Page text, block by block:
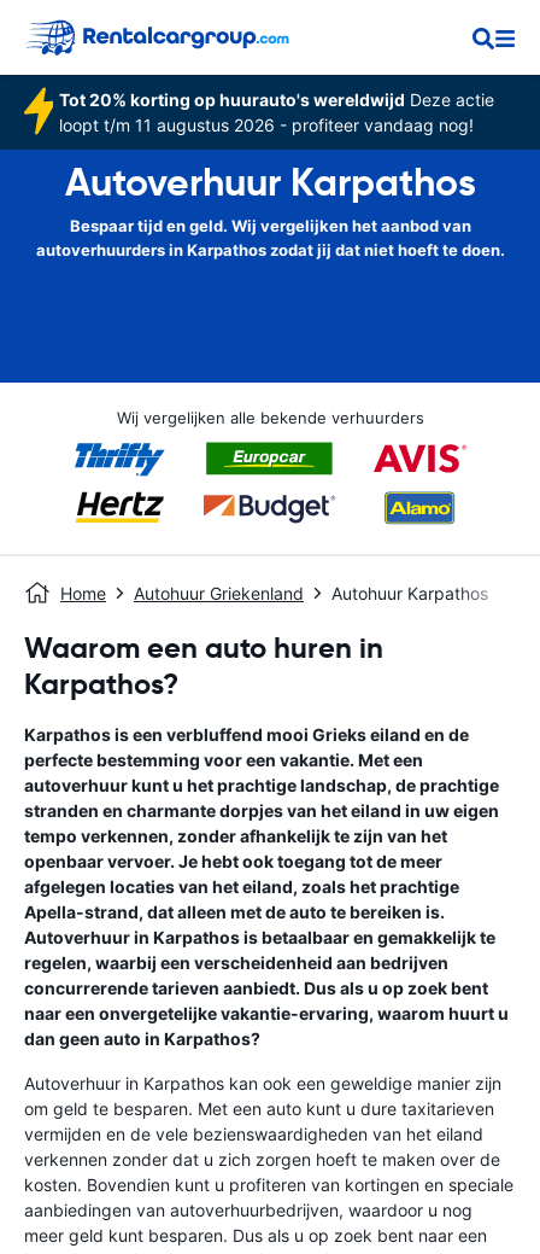
Tot 20% korting op huurauto's wereldwijd Deze actie
loopt t/m 11 augustus 2026 - profiteer vandaag nog!
Autoverhuur Karpathos
Bespaar tijd en geld. Wij vergelijken het aanbod van
autoverhuurders in Karpathos zodat jij dat niet hoeft te doen.
Wij vergelijken alle bekende verhuurders
Home Autohuur Griekenland Autohuur Karpathos
Waarom een auto huren in
Karpathos?
Karpathos is een verbluffend mooi Grieks eiland en de
perfecte bestemming voor een vakantie. Met een
autoverhuur kunt u het prachtige landschap, de prachtige
stranden en charmante dorpjes van het eiland in uw eigen
tempo verkennen, zonder afhankelijk te zijn van het
openbaar vervoer. Je hebt ook toegang tot de meer
afgelegen locaties van het eiland, zoals het prachtige
Apella-strand, dat alleen met de auto te bereiken is.
Autoverhuur in Karpathos is betaalbaar en gemakkelijk te
regelen, waarbij een verscheidenheid aan bedrijven
concurrerende tarieven aanbiedt. Dus als u op zoek bent
naar een onvergetelijke vakantie-ervaring, waarom huurt u
dan geen auto in Karpathos?
Autoverhuur in Karpathos kan ook een geweldige manier zijn
om geld te besparen. Met een auto kunt u dure taxitarieven
vermijden en de vele bezienswaardigheden van het eiland
verkennen zonder dat u zich zorgen hoeft te maken over de
kosten. Bovendien kunt u profiteren van kortingen en speciale
aanbiedingen van autoverhuurbedrijven, waardoor u nog
meer geld kunt besparen. Dus als u op zoek bent naar een